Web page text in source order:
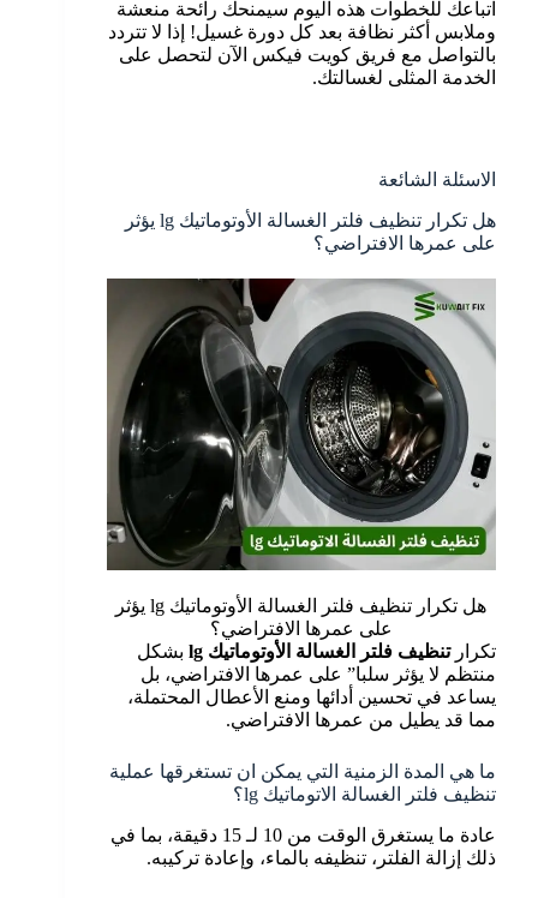
اتباعك للخطوات هذه اليوم سيمنحك رائحة منعشة
وملابس أكثر نظافة بعد كل دورة غسيل! إذا لا تتردد
بالتواصل مع فريق كويت فيكس الآن لتحصل على
الخدمة المثلى لغسالتك.
الاسئلة الشائعة
هل تكرار تنظيف فلتر الغسالة الأوتوماتيك lg يؤثر
على عمرها الافتراضي؟
هل تكرار تنظيف فلتر الغسالة الأوتوماتيك lg يؤثر
على عمرها الافتراضي؟
تكرارتنظيف فلتر الغسالة الأوتوماتيك lg بشكل
منتظم لا يؤثر سلبا” على عمرها الافتراضي، بل
يساعد في تحسين أدائها ومنع الأعطال المحتملة،
مما قد يطيل من عمرها الافتراضي.
ما هي المدة الزمنية التي يمكن ان تستغرقها عملية
تنظيف فلتر الغسالة الاتوماتيك lg؟
عادة ما يستغرق الوقت من 10 لـ 15 دقيقة، بما في
ذلك إزالة الفلتر، تنظيفه بالماء، وإعادة تركيبه.